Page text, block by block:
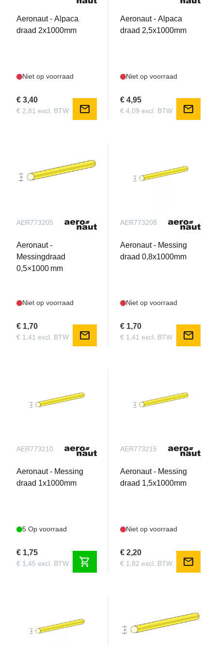
Aeronaut - Alpaca
draad 2x1000mm
Niet op voorraad
€ 3,40
€ 2,81 excl. BTW mail
Aeronaut - Alpaca
draad 2,5x1000mm
Niet op voorraad
€ 4,95
€ 4,09 excl. BTW mail
AER773205
Aeronaut -
Messingdraad
0,5×1000 mm
Niet op voorraad
€ 1,70
€ 1,41 excl. BTW mail
AER773208
Aeronaut - Messing
draad 0,8x1000mm
Niet op voorraad
€ 1,70
€ 1,41 excl. BTW mail
AER773210
Aeronaut - Messing
draad 1x1000mm
5 Op voorraad
€ 1,75
€ 1,45 excl. BTW shopping_cart
AER773215
Aeronaut - Messing
draad 1,5x1000mm
Niet op voorraad
€ 2,20
€ 1,82 excl. BTW mail